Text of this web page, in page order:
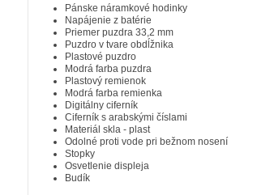
Pánske náramkové hodinky
Napájenie z batérie
Priemer puzdra 33,2 mm
Puzdro v tvare obdĺžnika
Plastové puzdro
Modrá farba puzdra
Plastový remienok
Modrá farba remienka
Digitálny ciferník
Ciferník s arabskými číslami
Materiál skla - plast
Odolné proti vode pri bežnom nosení
Stopky
Osvetlenie displeja
Budík